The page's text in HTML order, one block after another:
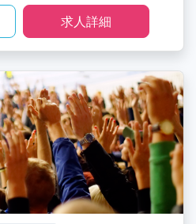
求人詳細